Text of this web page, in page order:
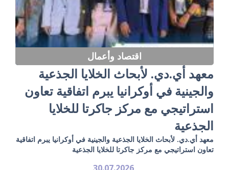
اقتصاد وأعمال
معهد أي.دي. لأبحاث الخلايا الجذعية
والجينية في أوكرانيا يبرم اتفاقية تعاون
استراتيجي مع مركز جاكرتا للخلايا
الجذعية
معهد أي.دي. لأبحاث الخلايا الجذعية والجينية في أوكرانيا يبرم اتفاقية
تعاون استراتيجي مع مركز جاكرتا للخلايا الجذعية